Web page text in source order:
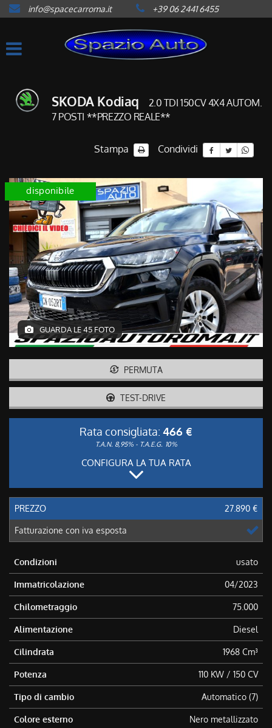
HOME
LISTA VEICOLI
ACQUISTIAMO USATO
NEWS
AREA COMMERCIANTI
info@spacecarroma.it +39 06 2441 6455
SKODA Kodiaq
2.0 TDI 150CV 4X4 AUTOM.
7 POSTI **PREZZO REALE**
Stampa Condividi
disponibile
GUARDA LE 45 FOTO
PERMUTA
TEST-DRIVE
Rata consigliata: 466 €
T.A.N. 8,95% - T.A.E.G. 10%
CONFIGURA LA TUA RATA
PREZZO 27.890 €
Fatturazione con iva esposta
Condizioni usato
Immatricolazione 04/2023
Chilometraggio 75.000
Alimentazione Diesel
Cilindrata 1968 Cm³
Potenza 110 KW / 150 CV
Tipo di cambio Automatico (7)
Colore esterno Nero metallizzato